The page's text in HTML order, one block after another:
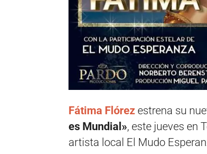
Fátima Flórez estrena su
es Mundial», este jueves en
artista local El Mudo